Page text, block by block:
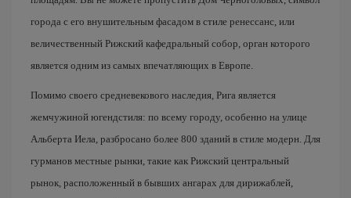
города с его внушительным фасадом в стиле ренессанс, или
величественный Рижский кафедральный собор, орган которого
является одним из самых впечатляющих в Европе.
Помимо своего средневекового наследия, Рига является
жемчужиной югендстиля: по всему городу, особенно на улице
Альберта Иела, разбросано более 800 зданий в стиле модерн. Для
гурманов местные рынки, такие как Рижский центральный
рынок, расположенный в бывших ангарах для дирижаблей,